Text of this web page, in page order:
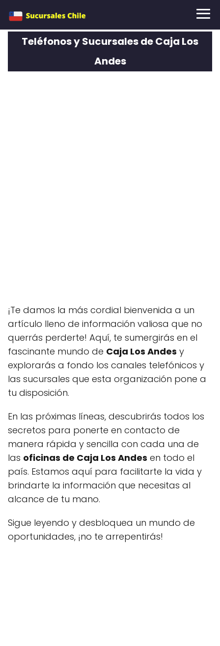
Teléfonos y Sucursales de Caja Los
Andes
¡Te damos la más cordial bienvenida a un
artículo lleno de información valiosa que no
querrás perderte! Aquí, te sumergirás en el
fascinante mundo de Caja Los Andes y
explorarás a fondo los canales telefónicos y
las sucursales que esta organización pone a
tu disposición.
En las próximas líneas, descubrirás todos los
secretos para ponerte en contacto de
manera rápida y sencilla con cada una de
las oficinas de Caja Los Andes en todo el
país. Estamos aquí para facilitarte la vida y
brindarte la información que necesitas al
alcance de tu mano.
Sigue leyendo y desbloquea un mundo de
oportunidades, ¡no te arrepentirás!